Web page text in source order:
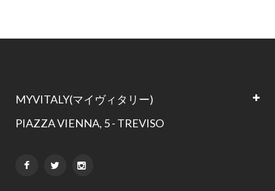
MYVITALY(マイヴィタリー)
PIAZZA VIENNA, 5 - TREVISO
 